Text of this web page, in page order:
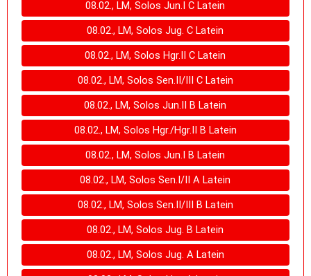
08.02., LM, Solos Jun.I C Latein
08.02., LM, Solos Jug. C Latein
08.02., LM, Solos Hgr.II C Latein
08.02., LM, Solos Sen.II/III C Latein
08.02., LM, Solos Jun.II B Latein
08.02., LM, Solos Hgr./Hgr.II B Latein
08.02., LM, Solos Jun.I B Latein
08.02., LM, Solos Sen.I/II A Latein
08.02., LM, Solos Sen.II/III B Latein
08.02., LM, Solos Jug. B Latein
08.02., LM, Solos Jug. A Latein